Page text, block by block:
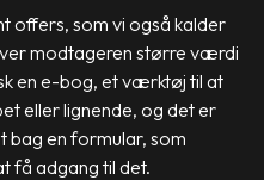
offers, som vi også kalder
modtageren større værdi
en e-bog, et værktøj til at
eller lignende, og det er
en formular, som
få adgang til det.